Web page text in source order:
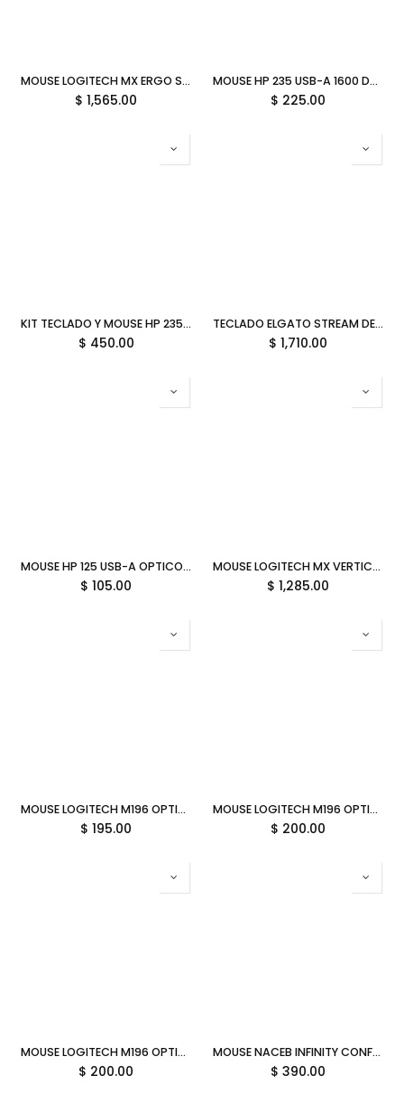
MOUSE LOGITECH MX ERGO S TRACKBALL INALAMBRICO GRAFITO 910-007261 11M DE GARANTIA
$ 1,565.00
MOUSE HP 235 USB-A 1600 DPI INALAMBRICO NEGRO 4E407UT GARANTIA CON FABRICANTE
$ 225.00
KIT TECLADO Y MOUSE HP 235 TEC/ESP INALAMBRICO USB NEGRO 1Y4D0UT GARANTIA CON FABRICANTE
$ 450.00
TECLADO ELGATO STREAM DECK NEO 8 TECLAS USB 2.0 BLANCO 10GBJ9901 11M DE GARANTIA
$ 1,710.00
MOUSE HP 125 USB-A OPTICO 1200DPI ALAMBRICO NEGRO 265A9UT GARANTIA CON FABRICANTE
$ 105.00
MOUSE LOGITECH MX VERTICAL ERGO GRAPHITO INALAMBRICO 910-005449 11M DE GARANTIA
$ 1,285.00
MOUSE LOGITECH M196 OPTICO BLUETOOTH 1000DPI ROSA 910-007458 11M DE GARANTIA
$ 195.00
MOUSE LOGITECH M196 OPTICO BLUETOOTH 1000DPI BLANCO 910-007457 11M DE GARANTIA
$ 200.00
MOUSE LOGITECH M196 OPTICO BLUETOOTH 1000DPI NEGRO 910-007456 11M DE GARANTIA
$ 200.00
MOUSE NACEB INFINITY CONFORT CS1 INALAMBRICO 3200DPI DOBLE SCROLL NEGRO NA-0133 12M DE GARANTIA
$ 390.00